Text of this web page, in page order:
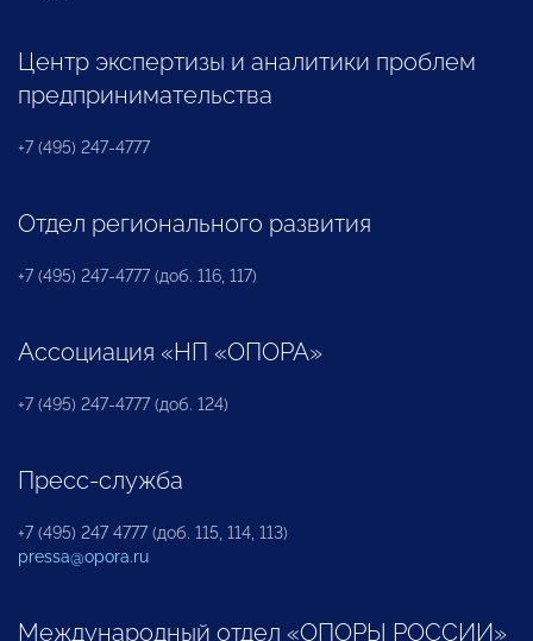
Центр экспертизы и аналитики проблем
предпринимательства
+7 (495) 247-4777
Отдел регионального развития
+7 (495) 247-4777 (доб. 116, 117)
Ассоциация «НП «ОПОРА»
+7 (495) 247-4777 (доб. 124)
Пресс-служба
+7 (495) 247 4777 (доб. 115, 114, 113)
pressa@opora.ru
Международный отдел «ОПОРЫ РОССИИ»